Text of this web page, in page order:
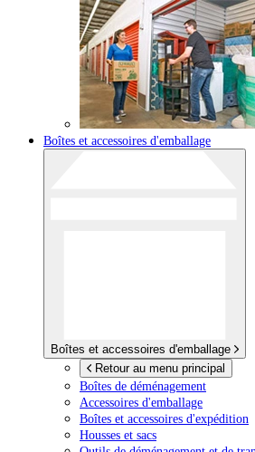
Boîtes et accessoires d'emballage
Boîtes et accessoires d'emballage
Retour au menu principal
Boîtes de déménagement
Accessoires d'emballage
Boîtes et accessoires d'expédition
Housses et sacs